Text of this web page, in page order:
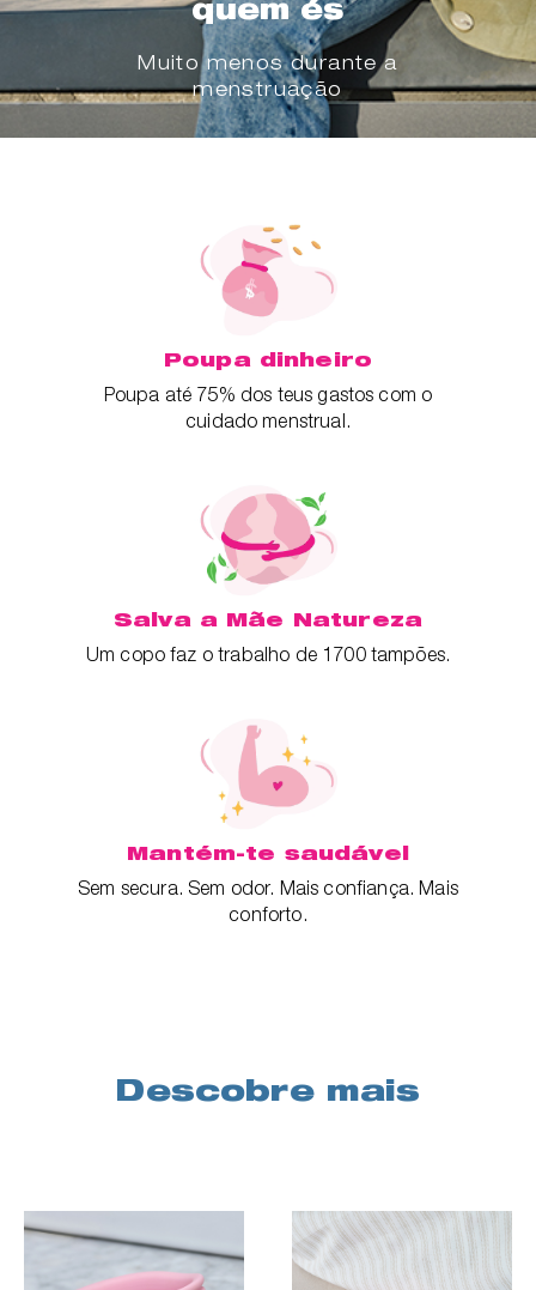
quem és
Muito menos durante a
menstruação
Poupa dinheiro
Poupa até 75% dos teus gastos com o
cuidado menstrual.
Salva a Mãe Natureza
Um copo faz o trabalho de 1700 tampões.
Mantém-te saudável
Sem secura. Sem odor. Mais confiança. Mais
conforto.
Descobre mais